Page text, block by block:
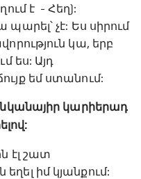
է - Հեղ):
չէ: Ես սիրում
կա, երբ
ես: Այդ
եմ ստանում:
կարիերադ
էլ շատ
իմ կյանքում: